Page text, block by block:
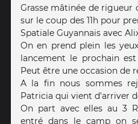
Grasse mâtinée de
sur le coup des 11h pour
Spatiale Guyannais avec
On en prend plein les
lancement le prochain
Peut être une occasion de
A la fin nous sommes
Patricia qui vient d'arriver
On part avec elles au 3
entré dans le camp on